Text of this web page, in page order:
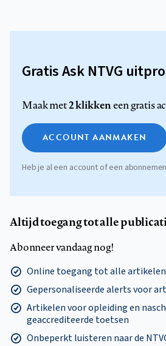
Gratis Ask NTVG
Maak met2 klikkeneen gratis
ACCOUNT AANMAKEN
Heb je al een account of een
Altijd toegang tot alle
Abonneer vandaag nog!
Online toegang tot alle artikelen
Gepersonaliseerde alerts voor
Artikelen voor opleiding en
geaccrediteerde toetsen
Onbeperkt luisteren naar de